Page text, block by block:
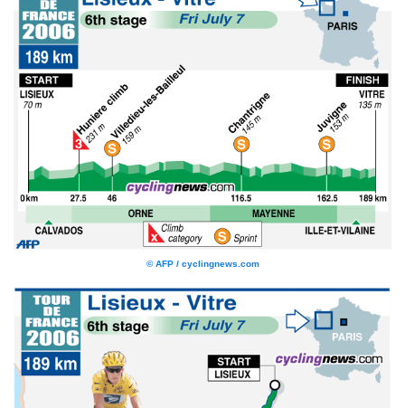
© AFP / cyclingnews.com